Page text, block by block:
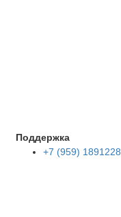
Поддержка
+7 (959) 1891228